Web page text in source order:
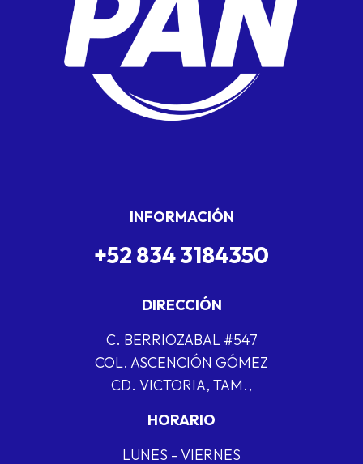
INFORMACIÓN
+52 834 3184350
DIRECCIÓN
C. BERRIOZABAL #547
COL. ASCENCIÓN GÓMEZ
CD. VICTORIA, TAM.,
HORARIO
LUNES - VIERNES